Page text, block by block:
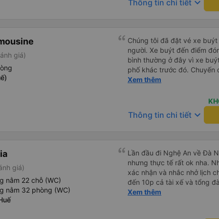
Thông tin chi tiết keyboard_arrow_down
giá)
Chúng tôi đã đặt vé xe
người. Xe buýt đến điểm
bình thường ở đây vì xe
phố khác trước đó. Chuyến
và ngay cả người cao 1,80
nhận lại được vào tối hôm
nhiên, tốt hơn hết là tránh
tốt khi thấy công ty xe buýt
Xem thêm
Thông tin chi tiết keyboard_arrow_down
giá)
nằm 22 chỗ (WC)
nằm 32 phòng (WC)
Lần đầu đi Nghệ An về Đà
nhưng thực tế rất ok nha. Nhà xe thân thiện, tổng đài gọi
xác nhận và nhắc nhở lịch
đến 10p cả tài xế và tổng
số xe và số điện thoại tài xế
Xem thêm